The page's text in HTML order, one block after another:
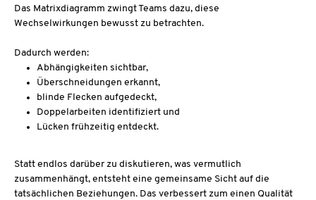
Das Matrixdiagramm zwingt Teams dazu, diese
Wechselwirkungen bewusst zu betrachten.
Dadurch werden:
Abhängigkeiten sichtbar,
Überschneidungen erkannt,
blinde Flecken aufgedeckt,
Doppelarbeiten identifiziert und
Lücken frühzeitig entdeckt.
Statt endlos darüber zu diskutieren, was vermutlich
zusammenhängt, entsteht eine gemeinsame Sicht auf die
tatsächlichen Beziehungen. Das verbessert zum einen Qualität